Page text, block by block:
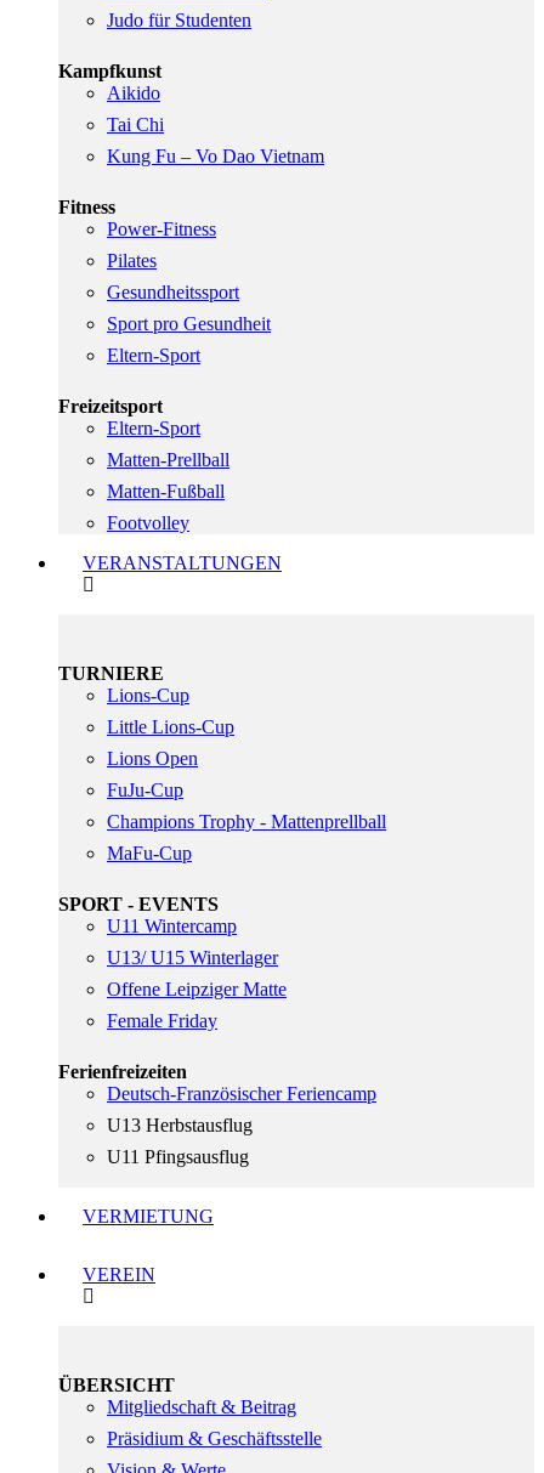
Judo für Studenten
Kampfkunst
Aikido
Tai Chi
Kung Fu – Vo Dao Vietnam
Fitness
Power-Fitness
Pilates
Gesundheitssport
Sport pro Gesundheit
Eltern-Sport
Freizeitsport
Eltern-Sport
Matten-Prellball
Matten-Fußball
Footvolley
VERANSTALTUNGEN
TURNIERE
Lions-Cup
Little Lions-Cup
Lions Open
FuJu-Cup
Champions Trophy - Mattenprellball
MaFu-Cup
SPORT - EVENTS
U11 Wintercamp
U13/ U15 Winterlager
Offene Leipziger Matte
Female Friday
Ferienfreizeiten
Deutsch-Französischer Feriencamp
U13 Herbstausflug
U11 Pfingsausflug
VERMIETUNG
VEREIN
ÜBERSICHT
Mitgliedschaft & Beitrag
Präsidium & Geschäftsstelle